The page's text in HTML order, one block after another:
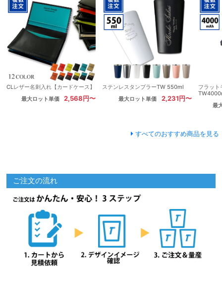
CLレザー名刺入れ【カードケース】
最大ロット単価
2,568円〜
ステンレスタンブラーTW 550ml
最大ロット単価
2,231円〜
フラット
最
すべてのおすすめ商品を見る
ご注文の流れ